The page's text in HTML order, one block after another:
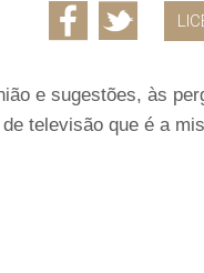
e sugestões, às
televisão que é a